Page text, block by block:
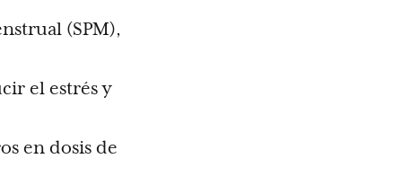
(SPM),
el estrés y
en dosis de